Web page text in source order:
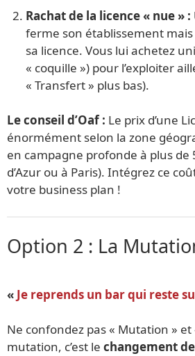
Rachat de la licence « nue » :
ferme son établissement
sa licence. Vous lui achetez
« coquille ») pour l’exploiter
« Transfert » plus bas).
Le conseil d’Oaf : Le prix d’une
énormément selon la zone
en campagne profonde à plus de
d’Azur ou à Paris). Intégrez ce
votre business plan !
Option 2 : La
« Je reprends un bar qui reste
Ne confondez pas « Mutation » et
mutation, c’est le changement